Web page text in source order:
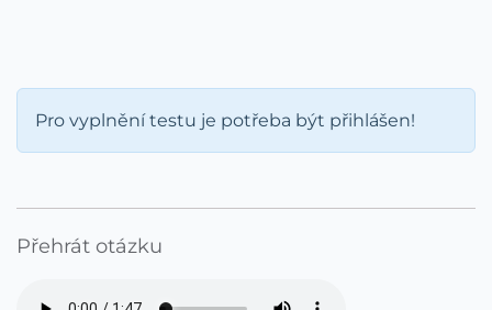
Pro vyplnění testu je potřeba být přihlášen!
Přehrát otázku